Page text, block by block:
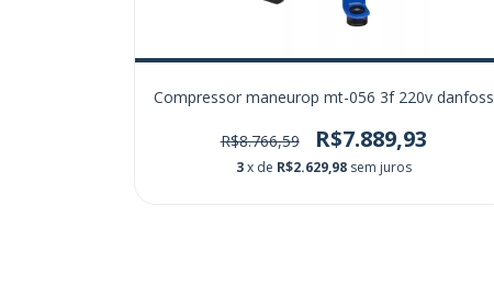
Compressor maneurop mt-056 3f 220v danfoss
R$8.766,59 R$7.889,93
3x de R$2.629,98 sem juros